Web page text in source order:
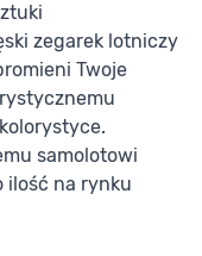
zegarek lotniczy
Twoje
samolotowi
ilość na rynku